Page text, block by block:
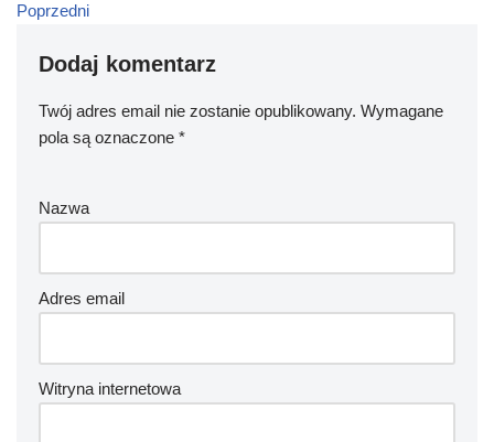
Poprzedni
Dodaj komentarz
Twój adres email nie zostanie opublikowany. Wymagane
pola są oznaczone *
Nazwa
Adres email
Witryna internetowa